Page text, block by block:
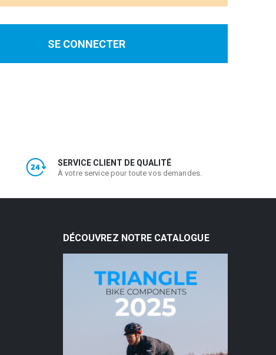
SE CONNECTER
SERVICE CLIENT DE QUALITÉ
À votre service pour toute vos demandes.
DÉCOUVREZ NOTRE CATALOGUE